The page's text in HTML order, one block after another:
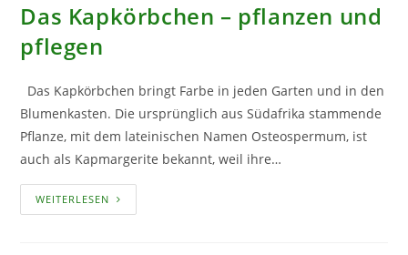
Das Kapkörbchen – pflanzen und
pflegen
Das Kapkörbchen bringt Farbe in jeden Garten und in den
Blumenkasten. Die ursprünglich aus Südafrika stammende
Pflanze, mit dem lateinischen Namen Osteospermum, ist
auch als Kapmargerite bekannt, weil ihre…
WEITERLESEN DAS
KAPKÖRBCHEN